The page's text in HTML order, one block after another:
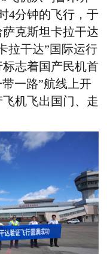
4分钟的飞行，于
克斯坦卡拉干达
拉干达”国际运行
志着国产民机首
一路”航线上开
机飞出国门、走